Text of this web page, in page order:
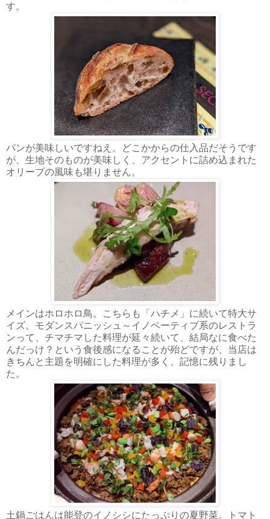
す。
パンが美味しいですねえ。どこかからの仕入品だそうです
が、生地そのものが美味しく、アクセントに詰め込まれた
オリーブの風味も堪りません。
メインはホロホロ鳥。こちらも「ハチメ」に続いて特大サ
イズ。モダンスパニッシュ～イノベーティブ系のレストラ
ンって、チマチマした料理が延々続いて、結局なに食べた
んだっけ？という食後感になることが殆どですが、当店は
きちんと主題を明確にした料理が多く、記憶に残りまし
た。
土鍋ごはんは能登のイノシシにたっぷりの夏野菜。トマト